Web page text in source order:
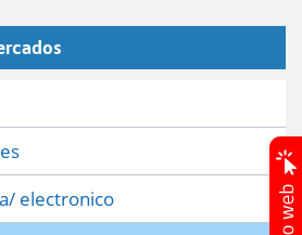
electronico